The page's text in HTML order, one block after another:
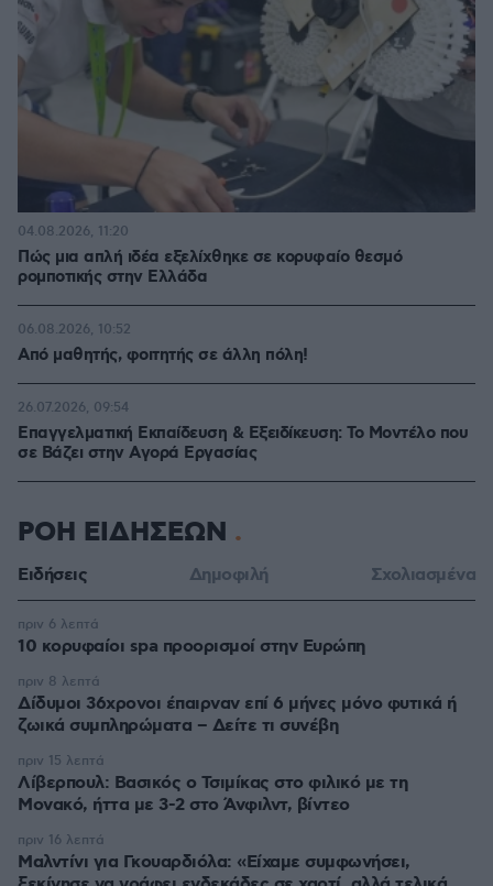
Πώς μια απλή ιδέα εξελίχθηκε σε κορυφαίο θεσμό
ρομποτικής στην Ελλάδα
04.08.2026, 11:20
Από μαθητής, φοιτητής σε άλλη πόλη!
06.08.2026, 10:52
Επαγγελματική Εκπαίδευση & Εξειδίκευση: Το Mοντέλο που
σε Bάζει στην Aγορά Eργασίας
26.07.2026, 09:54
ΡΟΗ ΕΙΔΗΣΕΩΝ
Ειδήσεις Δημοφιλή Σχολιασμένα
10 κορυφαίοι spa προορισμοί στην Ευρώπη
πριν 6 λεπτά
Δίδυμοι 36χρονοι έπαιρναν επί 6 μήνες μόνο φυτικά ή
ζωικά συμπληρώματα – Δείτε τι συνέβη
πριν 8 λεπτά
Λίβερπουλ: Βασικός ο Τσιμίκας στο φιλικό με τη
Μονακό, ήττα με 3-2 στο Άνφιλντ, βίντεο
πριν 15 λεπτά
Μαλντίνι για Γκουαρδιόλα: «Είχαμε συμφωνήσει,
πριν 16 λεπτά